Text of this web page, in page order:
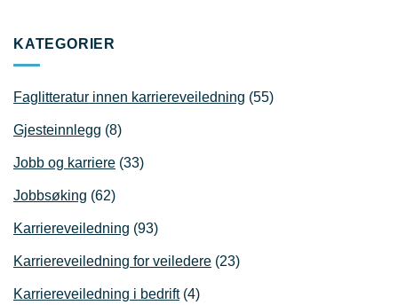
KATEGORIER
Faglitteratur innen karriereveiledning (55)
Gjesteinnlegg (8)
Jobb og karriere (33)
Jobbsøking (62)
Karriereveiledning (93)
Karriereveiledning for veiledere (23)
Karriereveiledning i bedrift(4)